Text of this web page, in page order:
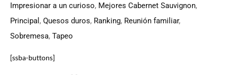
Impresionar a un curioso, Mejores Cabernet Sauvignon,
Principal , Quesos duros, Ranking, Reunión familiar,
Sobremesa, Tapeo
[ssba-buttons]